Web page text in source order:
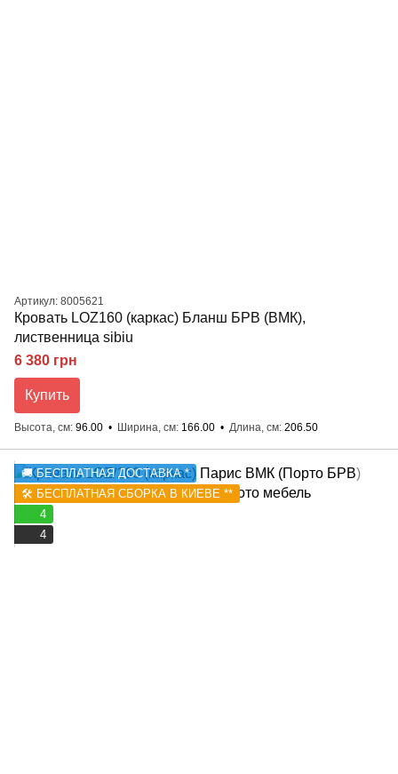
Артикул: 8005621
Кровать LOZ160 (каркас) Бланш БРВ (ВМК),
лиственница sibiu
6 380 грн
Купить
Высота, см 96.00 Ширина, см 166.00 Длина, см 206.50
🚚 БЕСПЛАТНАЯ ДОСТАВКА *
🛠️ БЕСПЛАТНАЯ СБОРКА В КИЕВЕ **
4
4